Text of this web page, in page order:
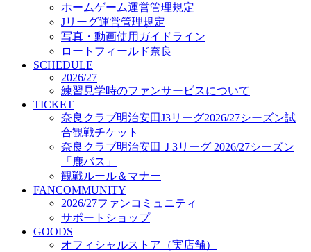
オフィシャルストア（実店舗）
オンラインストア
ACADEMY
アカデミーについて
プロジェクト
コーチ&スタッフ
ジュニア
ジュニアユース
ユース
練習拠点（ナラディーア）
SCHOOL
2026/27 パートナー企業
パートナー募集
クラブ理念
クラブ情報
サステナビリティ
Web制作支援
ホームゲーム運営管理規定
Jリーグ運営管理規定
写真・動画使用ガイドライン
ロートフィールド奈良
SCHEDULE
2026/27
練習見学時のファンサービスについて
TICKET
奈良クラブ明治安田J3リーグ2026/27シーズン試
合観戦チケット
奈良クラブ明治安田Ｊ3リーグ 2026/27シーズン
「鹿パス」
観戦ルール＆マナー
FANCOMMUNITY
2026/27ファンコミュニティ
サポートショップ
GOODS
オフィシャルストア（実店舗）